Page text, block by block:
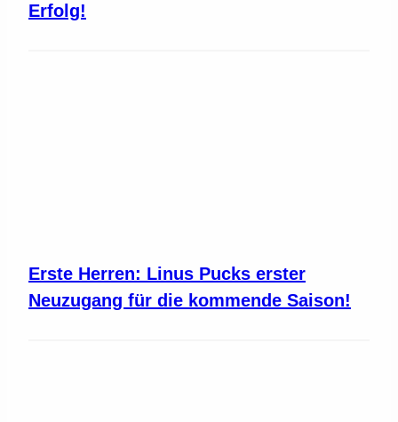
Erfolg!
Erste Herren: Linus Pucks erster
Neuzugang für die kommende Saison!